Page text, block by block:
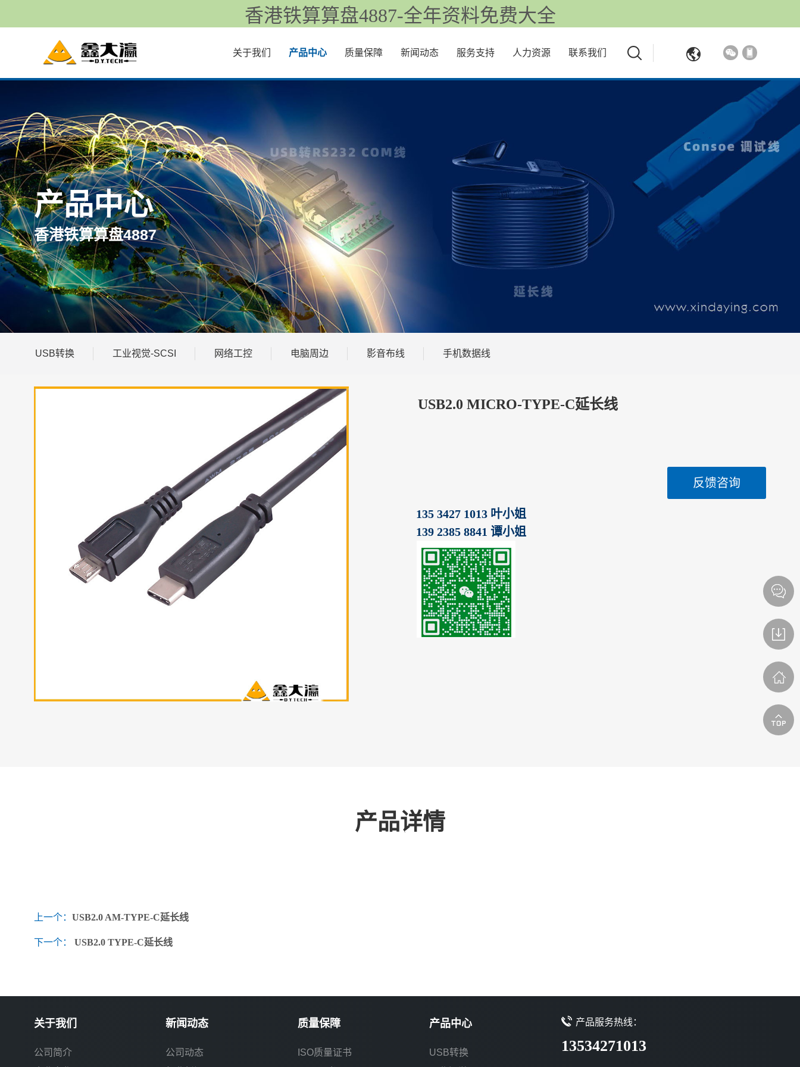
香港铁算算盘4887-全年资料免费大全
关于我们 产品中心 质量保障 新闻动态 服务支持 人力资源 联系我们
产品中心
香港铁算算盘4887
USB转换 工业视觉-SCSI 网络工控 电脑周边 影音布线 手机数据线
USB2.0 MICRO-TYPE-C延长线
反馈咨询
135 3427 1013 叶小姐
139 2385 8841 谭小姐
产品详情
上一个： USB2.0 AM-TYPE-C延长线
下一个： USB2.0 TYPE-C延长线
关于我们
公司简介
新闻动态
公司动态
质量保障
ISO质量证书
产品中心
USB转换
产品服务热线：
13534271013